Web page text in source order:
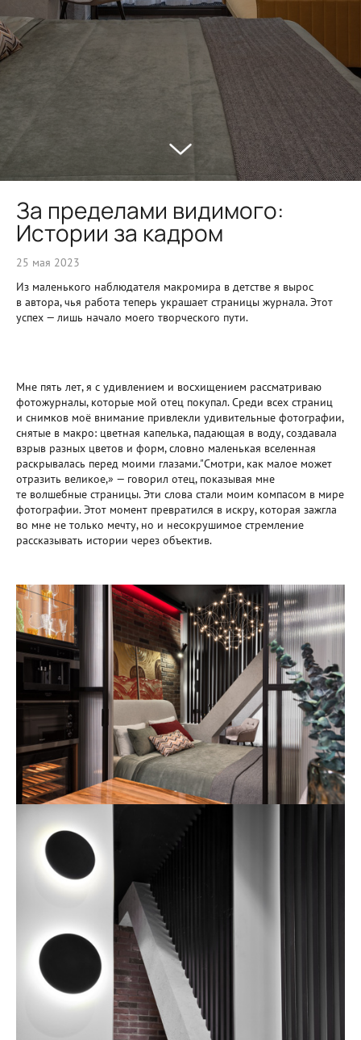
За пределами видимого:
Истории за кадром
25 мая 2023
Из маленького наблюдателя макромира в детстве я вырос
в автора, чья работа теперь украшает страницы журнала. Этот
успех — лишь начало моего творческого пути.
Мне пять лет, я с удивлением и восхищением рассматриваю
фотожурналы, которые мой отец покупал. Среди всех страниц
и снимков моё внимание привлекли удивительные фотографии,
снятые в макро: цветная капелька, падающая в воду, создавала
взрыв разных цветов и форм, словно маленькая вселенная
раскрывалась перед моими глазами."Смотри, как малое может
отразить великое,» — говорил отец, показывая мне
те волшебные страницы. Эти слова стали моим компасом в мире
фотографии. Этот момент превратился в искру, которая зажгла
во мне не только мечту, но и несокрушимое стремление
рассказывать истории через объектив.